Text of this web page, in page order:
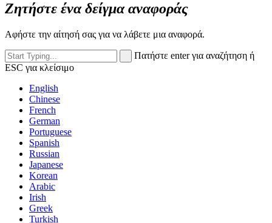
Ζητήστε ένα δείγμα αναφοράς
Αφήστε την αίτησή σας για να λάβετε μια αναφορά.
Πατήστε enter για αναζήτηση ή
ESC για κλείσιμο
English
Chinese
French
German
Portuguese
Spanish
Russian
Japanese
Korean
Arabic
Irish
Greek
Turkish